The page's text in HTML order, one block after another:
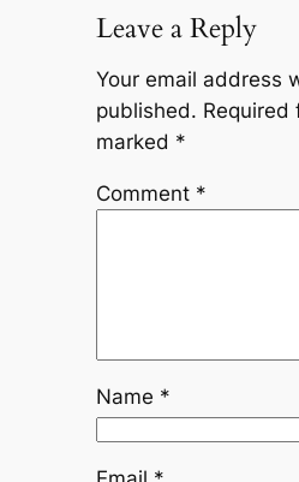
Leave a Reply
Your email address
published. Required
marked *
Comment *
Name *